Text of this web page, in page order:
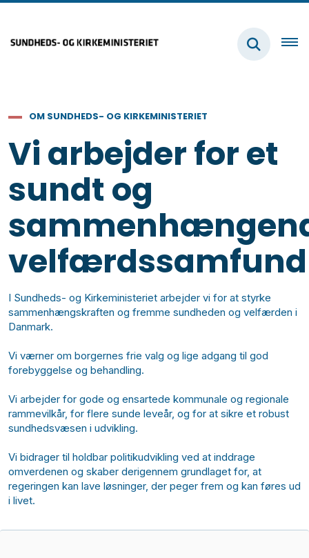
OM SUNDHEDS- OG KIRKEMINISTERIET
Vi arbejder for et
sundt og
velfærdssamfund
I Sundheds- og Kirkeministeriet arbejder vi for at styrke
sammenhængskraften og fremme sundheden og velfærden i
Danmark.
Vi værner om borgernes frie valg og lige adgang til god
forebyggelse og behandling.
Vi arbejder for gode og ensartede kommunale og regionale
rammevilkår, for flere sunde leveår, og for at sikre et robust
sundhedsvæsen i udvikling.
Vi bidrager til holdbar politikudvikling ved at inddrage
omverdenen og skaber derigennem grundlaget for, at
regeringen kan lave løsninger, der peger frem og kan føres ud
i livet.